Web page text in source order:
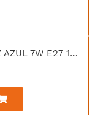
[OP-3A41B] OPALUX FOCO LED LUZ AZUL 7W E27 100-240VAC 50/60HZ